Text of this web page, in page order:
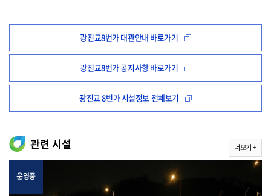
광진교8번가 대관안내 바로가기
광진교8번가 공지사항 바로가기
광진교 8번가 시설정보 전체보기
관련 시설
운영중
더보기 +